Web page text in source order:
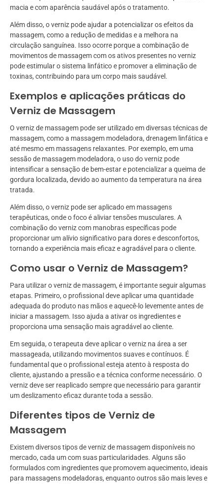
macia e com aparência saudável após o tratamento.
Além disso, o verniz pode ajudar a potencializar os efeitos da
massagem, como a redução de medidas e a melhora na
circulação sanguínea. Isso ocorre porque a combinação de
movimentos de massagem com os ativos presentes no verniz
pode estimular o sistema linfático e promover a eliminação de
toxinas, contribuindo para um corpo mais saudável.
Exemplos e aplicações práticas do
Verniz de Massagem
O verniz de massagem pode ser utilizado em diversas técnicas de
massagem, como a massagem modeladora, drenagem linfática e
até mesmo em massagens relaxantes. Por exemplo, em uma
sessão de massagem modeladora, o uso do verniz pode
intensificar a sensação de bem-estar e potencializar a queima de
gordura localizada, devido ao aumento da temperatura na área
tratada.
Além disso, o verniz pode ser aplicado em massagens
terapêuticas, onde o foco é aliviar tensões musculares. A
combinação do verniz com manobras específicas pode
proporcionar um alívio significativo para dores e desconfortos,
tornando a experiência mais eficaz e agradável para o cliente.
Como usar o Verniz de Massagem?
Para utilizar o verniz de massagem, é importante seguir algumas
etapas. Primeiro, o profissional deve aplicar uma quantidade
adequada do produto nas mãos e aquecê-lo levemente antes de
iniciar a massagem. Isso ajuda a ativar os ingredientes e
proporciona uma sensação mais agradável ao cliente.
Em seguida, o terapeuta deve aplicar o verniz na área a ser
massageada, utilizando movimentos suaves e contínuos. É
fundamental que o profissional esteja atento à resposta do
cliente, ajustando a pressão e a técnica conforme necessário. O
verniz deve ser reaplicado sempre que necessário para garantir
um deslizamento eficaz durante toda a sessão.
Diferentes tipos de Verniz de
Massagem
Existem diversos tipos de verniz de massagem disponíveis no
mercado, cada um com suas particularidades. Alguns são
formulados com ingredientes que promovem aquecimento, ideais
para massagens modeladoras, enquanto outros são mais leves e